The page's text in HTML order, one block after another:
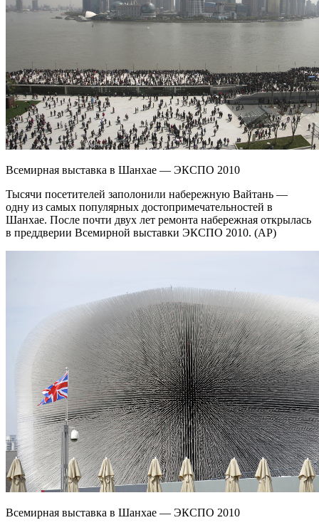
Всемирная выставка в Шанхае — ЭКСПО 2010
Тысячи посетителей заполонили набережную Вайтань —
одну из самых популярных достопримечательностей в
Шанхае. После почти двух лет ремонта набережная открылась
в преддверии Всемирной выставки ЭКСПО 2010. (AP)
Всемирная выставка в Шанхае — ЭКСПО 2010